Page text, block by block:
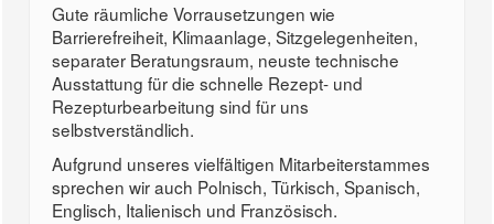
Gute räumliche Vorrausetzungen wie
Barrierefreiheit, Klimaanlage, Sitzgelegenheiten,
separater Beratungsraum, neuste technische
Ausstattung für die schnelle Rezept- und
Rezepturbearbeitung sind für uns
selbstverständlich.
Aufgrund unseres vielfältigen Mitarbeiterstammes
sprechen wir auch Polnisch, Türkisch, Spanisch,
Englisch, Italienisch und Französisch.